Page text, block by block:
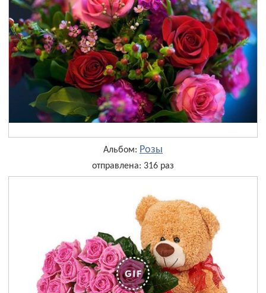
Альбом: Розы
отправлена: 316 раз